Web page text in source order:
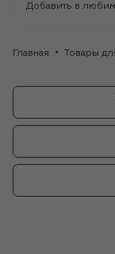
Добавить в
Главная Товары